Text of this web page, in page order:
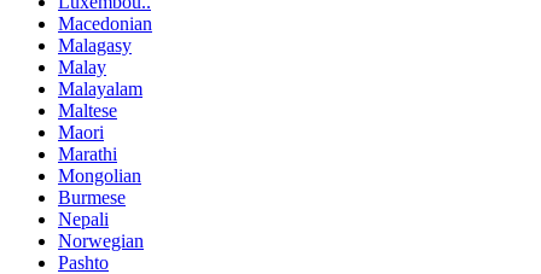
Macedonian
Malagasy
Malay
Malayalam
Maltese
Maori
Marathi
Mongolian
Burmese
Nepali
Norwegian
Pashto